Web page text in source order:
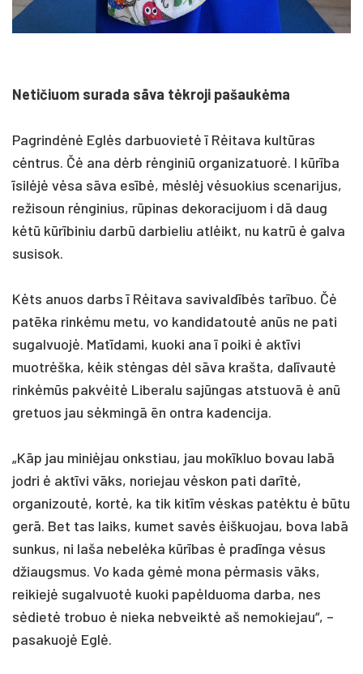
Netičiuom surada sāva tėkroji pašaukėma
Pagrindėnė Eglės darbuovietė ī Rėitava kultūras
cėntrus. Čė ana dėrb rėnginiū organizatuorė. I kūrība
īsilėjė vėsa sāva esībė, mėslėj vėsuokius scenarijus,
režisoun rėnginius, rūpinas dekoracijuom i dā daug
kėtū kūrībiniu darbū darbieliu atlėikt, nu katrū ė galva
susisok.
Kėts anuos darbs ī Rėitava savivaldībės tarībuo. Čė
patēka rinkėmu metu, vo kandidatoutė anūs ne pati
sugalvuojė. Matīdami, kuoki ana ī poiki ė aktīvi
muotrėška, kėik stėngas dėl sāva krašta, dalīvautė
rinkėmūs pakvėitė Liberalu sajūngas atstuovā ė anū
gretuos jau sėkmingā ēn ontra kadencija.
„Kāp jau miniėjau onkstiau, jau mokīkluo bovau labā
jodri ė aktīvi vāks, noriejau vėskon pati darītė,
organizoutė, kortė, ka tik kitīm vėskas patėktu ė būtu
gerā. Bet tas laiks, kumet savės ėiškuojau, bova labā
sunkus, ni laša nebelėka kūrības ė pradīnga vėsus
džiaugsmus. Vo kada gėmė mona pėrmasis vāks,
reikiejė sugalvuotė kuoki papėlduoma darba, nes
sėdietė trobuo ė nieka nebveiktė aš nemokiejau“, –
pasakuojė Eglė.